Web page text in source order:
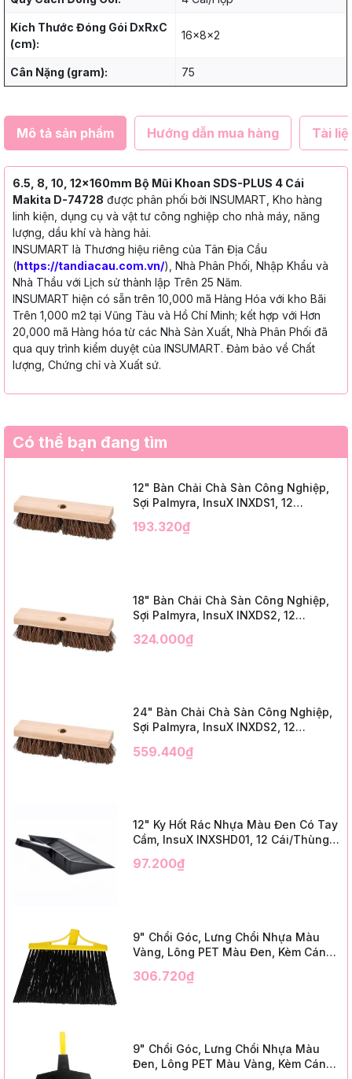
Kích Thước Đóng Gói DxRxC
(cm):
16x8x2
Cân Nặng (gram): 75
Mô tả sản phẩm Hướng dẫn mua hàng Tài
6.5, 8, 10, 12x160mm Bộ Mũi Khoan SDS-PLUS 4 Cái
Makita D-74728 được phân phối bởi INSUMART, Kho hàng
linh kiện, dụng cụ và vật tư công nghiệp cho nhà máy, năng
lượng, dầu khí và hàng hải.
INSUMART là Thương hiệu riêng của Tân Địa Cầu
(https://tandiacau.com.vn/), Nhà Phân Phối, Nhập Khẩu và
Nhà Thầu với Lịch sử thành lập Trên 25 Năm.
INSUMART hiện có sẵn trên 10,000 mã Hàng Hóa với kho Bãi
Trên 1,000 m2 tại Vũng Tàu và Hồ Chí Minh; kết hợp với Hơn
20,000 mã Hàng hóa từ các Nhà Sản Xuất, Nhà Phân Phối đã
qua quy trình kiểm duyệt của INSUMART. Đảm bảo về Chất
lượng, Chứng chỉ và Xuất sứ.
Có thể bạn đang tìm
12" Bàn Chải Chà Sàn Công Nghiệp,
Sợi Palmyra, InsuX INXDS1, 12
Trim)
193.320₫
18" Bàn Chải Chà Sàn Công Nghiệp,
Sợi Palmyra, InsuX INXDS2, 12
Trim)
324.000₫
24" Bàn Chải Chà Sàn Công Nghiệp,
Sợi Palmyra, InsuX INXDS2, 12
3" Trim)
559.440₫
12" Ky Hốt Rác Nhựa Màu Đen Có Tay
Cầm, InsuX INXSHD01, 12 Cái/Thùng,
Black Plastic)
97.200₫
9" Chổi Góc, Lưng Chổi Nhựa Màu
Vàng, Lông PET Màu Đen, Kèm Cán
12 Bộ/Thùng (9" Angle Broom, Yellow
306.720₫
9" Chổi Góc, Lưng Chổi Nhựa Màu
Đen, Lông PET Màu Vàng, Kèm Cán